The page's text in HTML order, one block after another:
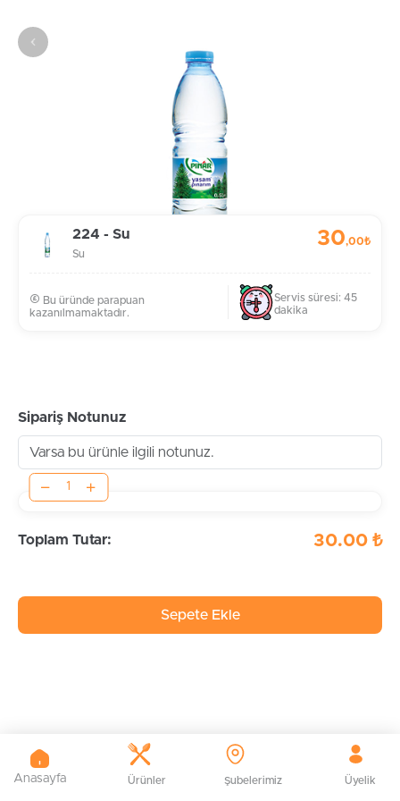
224 - Su
Su
30,00₺
Bu üründe parapuan
kazanılmamaktadır.
Servis süresi: 45
dakika
Sipariş Notunuz
Toplam Tutar: 30.00 ₺
Sepete Ekle
Anasayfa Ürünler Şubelerimiz Üyelik